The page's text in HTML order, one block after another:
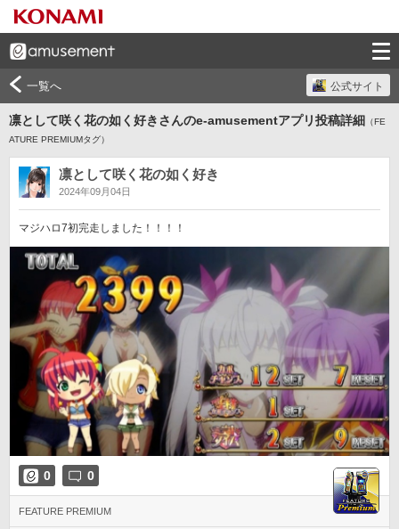
一覧へ 公式サイト
凛として咲く花の如く好きさんのe-amusementアプリ投稿詳細 （FE
ATURE PREMIUMタグ）
凛として咲く花の如く好き
2024年09月04日
マジハロ7初完走しました！！！！
0 0
FEATURE PREMIUM